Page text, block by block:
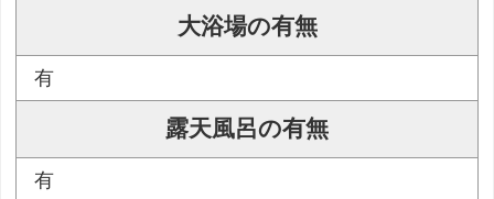
大浴場の有無
有
露天風呂の有無
有